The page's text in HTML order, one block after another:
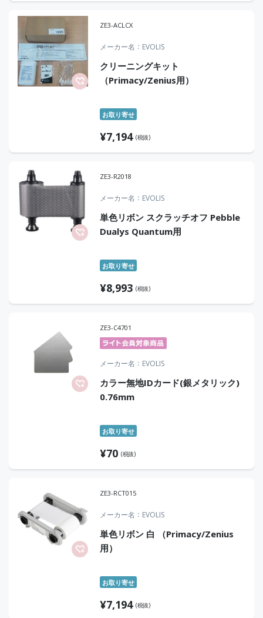
ZE3-ACLCX
メーカー名 EVOLIS
クリーニングキット
（Primacy/Zenius用）
お取り寄せ
¥7,194 (税抜)
ZE3-R2018
メーカー名 EVOLIS
単色リボン スクラッチオフ Pebble
Dualys Quantum用
お取り寄せ
¥8,993 (税抜)
ZE3-C4701
メーカー名 EVOLIS
カラー無地IDカード(銀メタリック)
0.76mm
お取り寄せ
¥70 (税抜)
ZE3-RCT015
メーカー名 EVOLIS
単色リボン 白 （Primacy/Zenius
用）
お取り寄せ
¥7,194 (税抜)